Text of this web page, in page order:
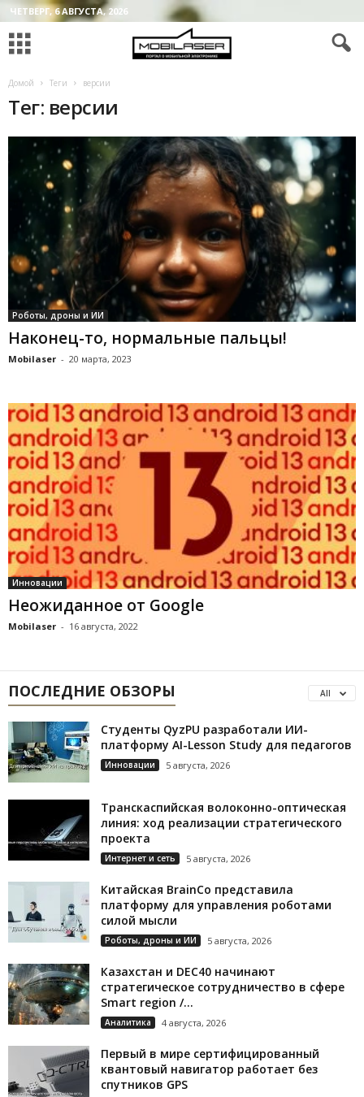
ЧЕТВЕРГ, 6 АВГУСТА, 2026
Домой Теги версии
Тег: версии
Роботы, дроны и ИИ
Наконец-то, нормальные пальцы!
Mobilaser - 20 марта, 2023
Инновации
Неожиданное от Google
Mobilaser - 16 августа, 2022
ПОСЛЕДНИЕ ОБЗОРЫ All
Студенты QyzPU разработали ИИ-
платформу AI-Lesson Study для педагогов
Инновации 5 августа, 2026
Транскаспийская волоконно-оптическая
линия: ход реализации стратегического
проекта
Интернет и сеть 5 августа, 2026
Китайская BrainCo представила
платформу для управления роботами
силой мысли
Роботы, дроны и ИИ 5 августа, 2026
Казахстан и DEC40 начинают
стратегическое сотрудничество в сфере
Smart region /...
Аналитика 4 августа, 2026
Первый в мире сертифицированный
квантовый навигатор работает без
спутников GPS